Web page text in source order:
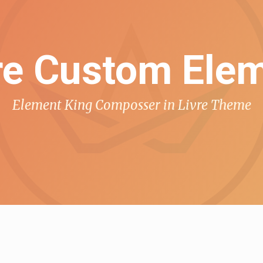
Custom
Element King Composser in Livre Theme